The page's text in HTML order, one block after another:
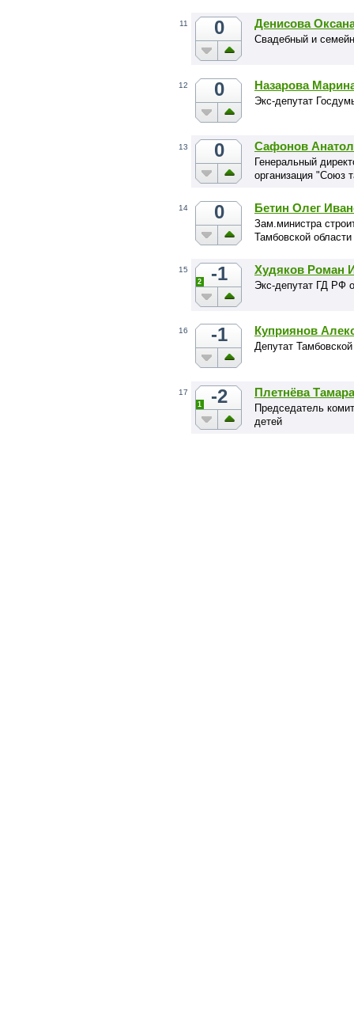
11 0 Денисова
Свадебный и
12 0 Назарова
Экс-депутат
13 0 Сафонов
Генеральный
организация "Союз
14 0 Бетин Олег
Зам.министра
Тамбовской области
15 -1
2
Худяков Роман
Экс-депутат ГД РФ
16 -1 Куприянов
Депутат
17 -2
1
Плетнёва
Председатель
детей